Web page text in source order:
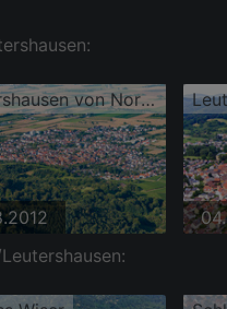
Leutershausen von Nordosten